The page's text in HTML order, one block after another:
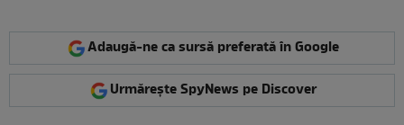
Adaugă-ne ca sursă preferată în Google
Urmărește SpyNews pe Discover